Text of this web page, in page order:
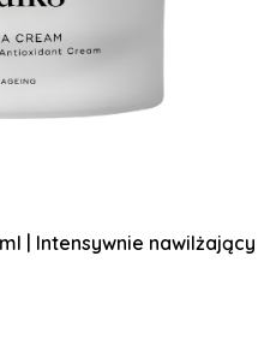
| Intensywnie nawilżający